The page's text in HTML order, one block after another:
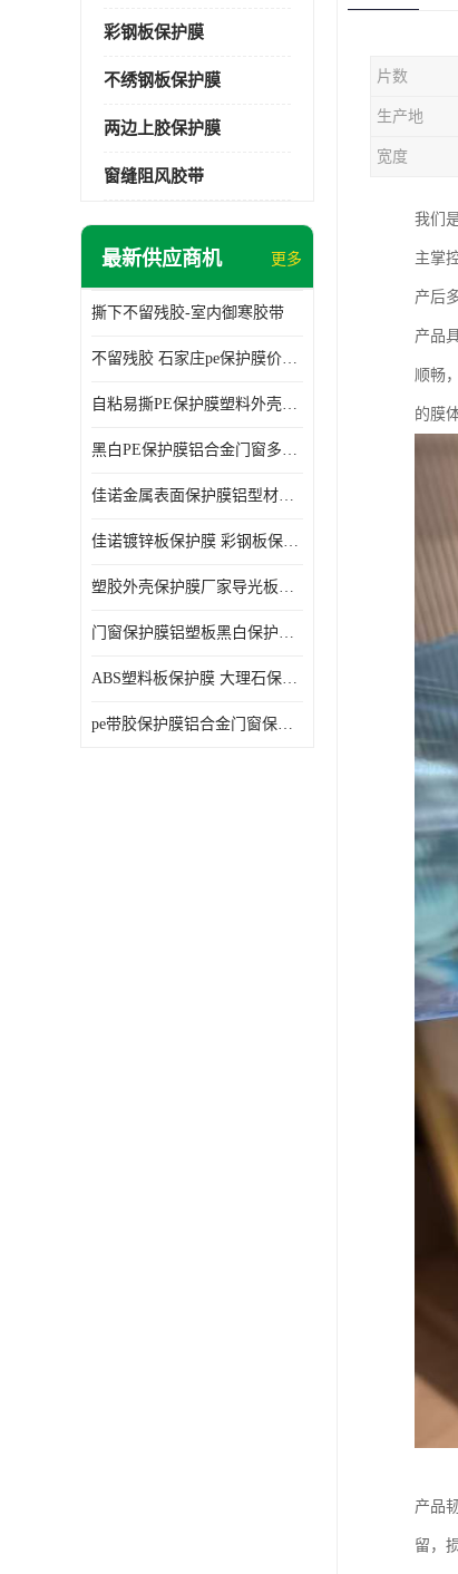
彩钢板保护膜
不绣钢板保护膜
两边上胶保护膜
窗缝阻风胶带
最新供应商机 更多
撕下不留残胶-室内御寒胶带
不留残胶 石家庄pe保护膜价格 塑料薄膜
自粘易撕PE保护膜塑料外壳导光板亚克力板膜操作方便
黑白PE保护膜铝合金门窗多种颜色支持定制生产
佳诺金属表面保护膜铝型材保护膜不留残胶铝合金窗框保护胶带
佳诺镀锌板保护膜 彩钢板保护pe保护膜
塑胶外壳保护膜厂家导光板保护膜 铝单板保护膜胶带易撕不留胶
门窗保护膜铝塑板黑白保护膜外墙保温板保护膜
ABS塑料板保护膜 大理石保护膜 缠鱼竿保护膜
pe带胶保护膜铝合金门窗保护不锈钢板保护膜大理石建筑材料保护
片数
生产地
宽度
我们
主掌
产后
产品
顺畅
的膜
产品
留，